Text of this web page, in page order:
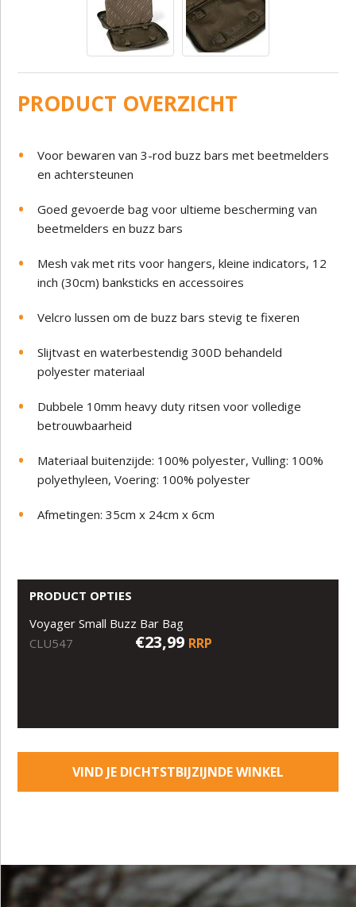
PRODUCT OVERZICHT
Voor bewaren van 3-rod buzz bars met beetmelders
en achtersteunen
Goed gevoerde bag voor ultieme bescherming van
beetmelders en buzz bars
Mesh vak met rits voor hangers, kleine indicators, 12
inch (30cm) banksticks en accessoires
Velcro lussen om de buzz bars stevig te fixeren
Slijtvast en waterbestendig 300D behandeld
polyester materiaal
Dubbele 10mm heavy duty ritsen voor volledige
betrouwbaarheid
Materiaal buitenzijde: 100% polyester, Vulling: 100%
polyethyleen, Voering: 100% polyester
Afmetingen: 35cm x 24cm x 6cm
PRODUCT OPTIES
Voyager Small Buzz Bar Bag
CLU547
€23,99 RRP
VIND JE DICHTSTBIJZIJNDE WINKEL